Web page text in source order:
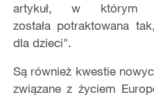
artykuł, w którym
została potraktowana
dla dzieci".
Są również kwestie
związane z życiem